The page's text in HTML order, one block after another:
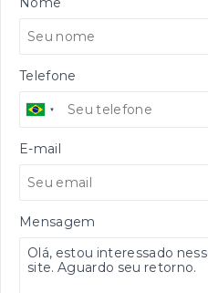
Telefone
E-mail
Mensagem